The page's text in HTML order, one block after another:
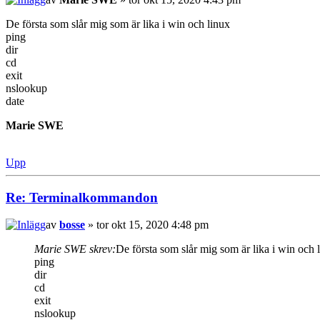
De första som slår mig som är lika i win och linux
ping
dir
cd
exit
nslookup
date
Marie SWE
Upp
Re: Terminalkommandon
av bosse » tor okt 15, 2020 4:48 pm
Marie SWE skrev:De första som slår mig som är lika i win och
ping
dir
cd
exit
nslookup